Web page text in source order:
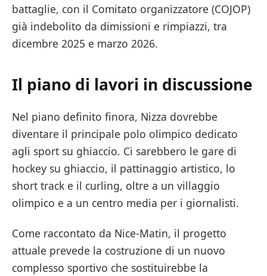
battaglie, con il Comitato organizzatore (COJOP)
già indebolito da dimissioni e rimpiazzi, tra
dicembre 2025 e marzo 2026.
Il piano di lavori in discussione
Nel piano definito finora, Nizza dovrebbe
diventare il principale polo olimpico dedicato
agli sport su ghiaccio. Ci sarebbero le gare di
hockey su ghiaccio, il pattinaggio artistico, lo
short track e il curling, oltre a un villaggio
olimpico e a un centro media per i giornalisti.
Come raccontato da Nice-Matin, il progetto
attuale prevede la costruzione di un nuovo
complesso sportivo che sostituirebbe la